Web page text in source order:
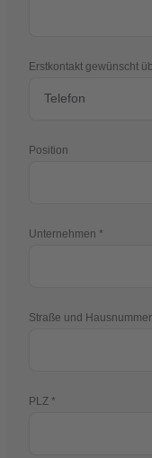
Erstkontakt gewünscht
Position
Unternehmen
Straße und Hausnummer
PLZ